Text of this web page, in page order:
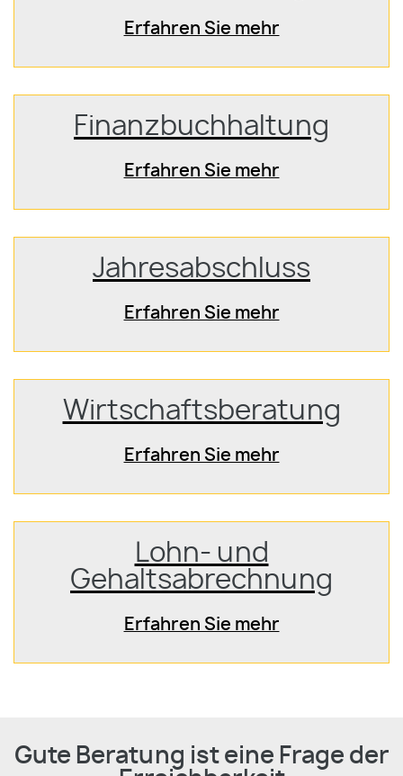
Erfahren Sie mehr
Finanzbuchhaltung
Erfahren Sie mehr
Jahresabschluss
Erfahren Sie mehr
Wirtschaftsberatung
Erfahren Sie mehr
Lohn- und
Gehaltsabrechnung
Erfahren Sie mehr
Gute Beratung ist eine Frage der